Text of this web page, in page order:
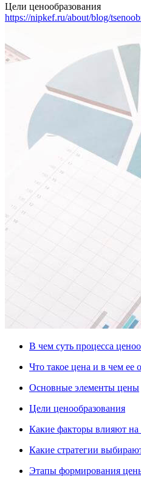
Цели ценообразования
https://nipkef.ru/about/blog/
В чем суть процесса
Что такое цена и в чем ее
Основные элементы цены
Цели ценообразования
Какие факторы влияют на
Какие стратегии
Этапы формирования